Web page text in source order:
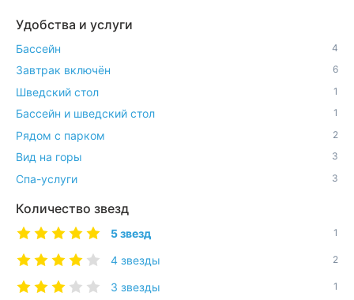
Удобства и услуги
Бассейн 4
Завтрак включён 6
Шведский стол 1
Бассейн и шведский стол 1
Рядом с парком 2
Вид на горы 3
Спа-услуги 3
Количество звезд
5 звезд 1
4 звезды 2
3 звезды 1